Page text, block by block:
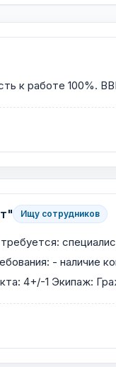
к работе 100%.
Ищу сотрудников
- наличие
4+/-1 Экипаж: